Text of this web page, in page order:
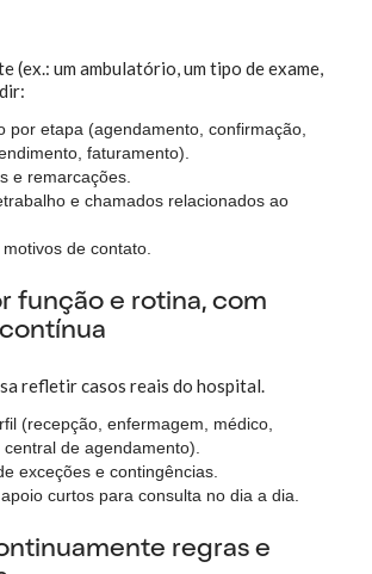
(ex.: um ambulatório, um tipo de exame,
por etapa (agendamento, confirmação,
faturamento).
e remarcações.
e chamados relacionados ao
de contato.
função e rotina, com
refletir casos reais do hospital.
(recepção, enfermagem, médico,
de agendamento).
exceções e contingências.
curtos para consulta no dia a dia.
regras e